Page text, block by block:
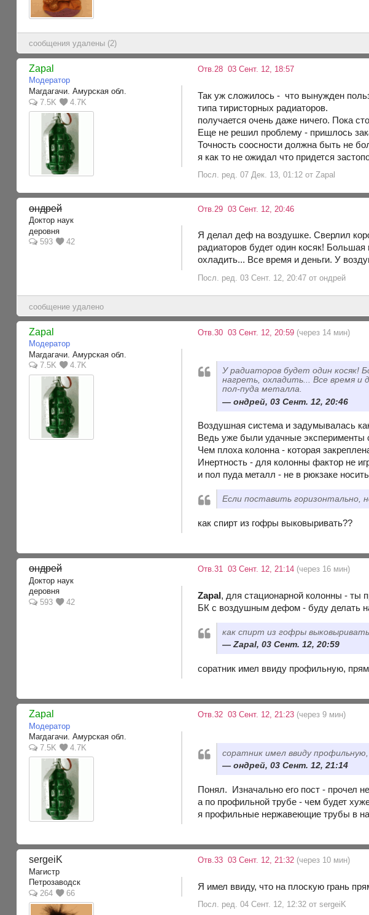
сообщения удалены (2)
Zapal
Модератор
Магдагачи. Амурская обл.
7.5K
4.7K
Отв.28 03 Сент. 12, 18:57
Так уж сложилось - что вынужден
типа тиристорных радиаторов.
получается очень даже ничего. Пока
Еще не решил проблему - пришлось
Точность соосности должна быть не
я как то не ожидал что придется
Посл. ред. 07 Дек. 13, 01:12 от Zapal
ондрей
Доктор наук
деровня
593
42
Отв.29 03 Сент. 12, 20:46
Я делал деф на воздушке. Сверлил
радиаторов будет один косяк!
охладить... Все время и деньги. У
Посл. ред. 03 Сент. 12, 20:47 от ондрей
сообщение удалено
Zapal
Модератор
Магдагачи. Амурская обл.
7.5K
4.7K
Отв.30 03 Сент. 12, 20:59 (через 14 мин)
У радиаторов будет один косяк!
нагреть, охладить... Все время
пол-пуда металла.
ондрей, 03 Сент. 12, 20:46
Воздушная система и задумывалась
Ведь уже были удачные эксперименты
Чем плоха колонна - которая
Инертность - для колонны фактор не
и пол пуда металл - не в рюкзаке
Если поставить горизонтально,
как спирт из гофры выковыривать??
ондрей
Доктор наук
деровня
593
42
Отв.31 03 Сент. 12, 21:14 (через 16 мин)
Zapal, для стационарной колонны - ты
БК с воздушным дефом - буду делать
как спирт из гофры
Zapal, 03 Сент. 12, 20:59
соратник имел ввиду профильную,
Zapal
Модератор
Магдагачи. Амурская обл.
7.5K
4.7K
Отв.32 03 Сент. 12, 21:23 (через 9 мин)
соратник имел ввиду профильную,
ондрей, 03 Сент. 12, 21:14
Понял. Изначально его пост - прочел
а по профильной трубе - чем будет
я профильные нержавеющие трубы в
sergeiK
Магистр
Петрозаводск
264
66
Отв.33 03 Сент. 12, 21:32 (через 10 мин)
Я имел ввиду, что на плоскую грань
Посл. ред. 04 Сент. 12, 12:32 от sergeiK